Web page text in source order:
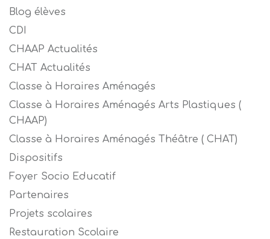
Blog élèves
CDI
CHAAP Actualités
CHAT Actualités
Classe à Horaires Aménagés
Classe à Horaires Aménagés Arts Plastiques (
CHAAP)
Classe à Horaires Aménagés Théâtre ( CHAT)
Dispositifs
Foyer Socio Educatif
Partenaires
Projets scolaires
Restauration Scolaire